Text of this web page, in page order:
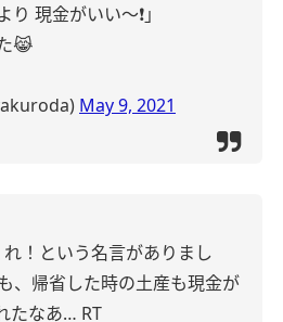
り 現金がいい〜❗️」
😹
May 9, 2021
！という名言がありまし
、帰省した時の土産も現金が
たなあ… RT